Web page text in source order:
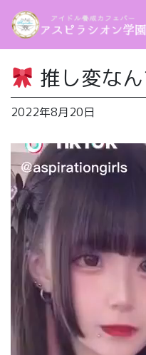
推し変な
2022年8月20日